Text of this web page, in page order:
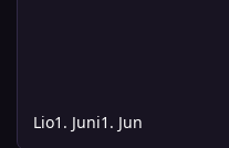
Lio1. Juni1. Jun